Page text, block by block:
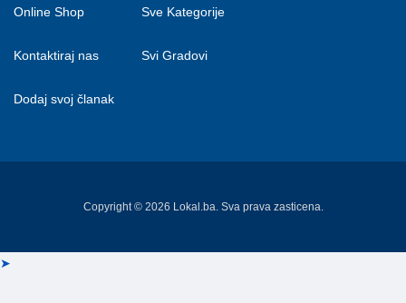
Online Shop
Kontaktiraj nas
Dodaj svoj članak
Sve Kategorije
Svi Gradovi
Copyright © 2026 Lokal.ba. Sva prava zasticena.
➤